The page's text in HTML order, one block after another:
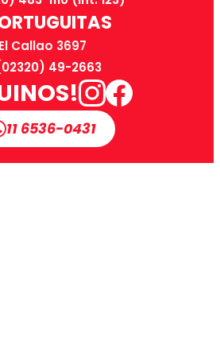
El Callao 3697
49-2663
11 6536-0431